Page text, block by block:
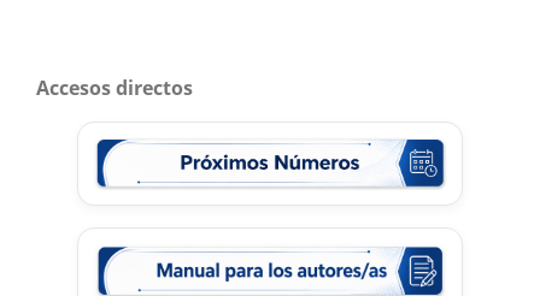
Accesos directos